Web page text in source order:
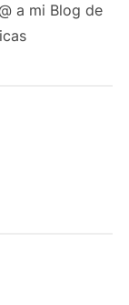
a mi Blog de